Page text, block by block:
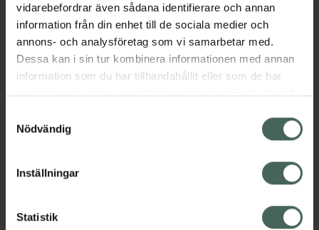
vidarebefordrar även sådana identifierare och annan
information från din enhet till de sociala medier och
annons- och analysföretag som vi samarbetar med.
Dessa kan i sin tur kombinera informationen med annan
information som du har tillhandahållit eller som de har
samlat in när du har använt deras tjänster. Samtycke till
återkalla ditt samtycke via webbplatsens
cookieinställningar. Ett återkallat samtycke påverkar inte
lagligheten av behandling som skett innan återkallelsen.
Nödvändig
Inställningar
Statistik
Kost och hälsa KosttillskottKosttillskott
Vitaminer och mineraler
Vitaminer och mineraler
Omdömen Visa
Visa